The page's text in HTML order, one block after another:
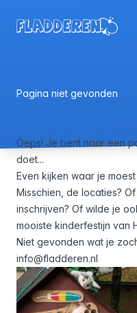
Pagina niet gevonden
Oeps! Je bent naar een
doet...
Even kijken waar je moest
Misschien, de locaties?
inschrijven? Of wilde je
mooiste kinderfestijn van
Niet gevonden wat je
info@fladderen.nl